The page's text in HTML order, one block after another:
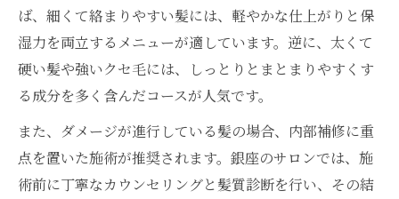
ば、細くて絡まりやすい髪には、軽やかな仕上がりと保
湿力を両立するメニューが適しています。逆に、太くて
硬い髪や強いクセ毛には、しっとりとまとまりやすくす
る成分を多く含んだコースが人気です。
また、ダメージが進行している髪の場合、内部補修に重
点を置いた施術が推奨されます。銀座のサロンでは、施
術前に丁寧なカウンセリングと髪質診断を行い、その結